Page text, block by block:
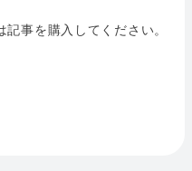
事を購入してください。